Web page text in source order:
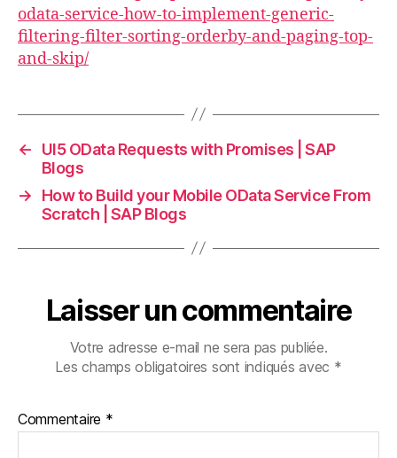
implement
generic
filtering
paging
($top
$skip)
odata-service-how-to-implement-generic-
filtering-filter-sorting-orderby-and-paging-top-
and-skip/
←
UI5 OData Requests with Promises | SAP
Blogs
→
How to Build your Mobile OData Service From
Scratch | SAP Blogs
Laisser un commentaire
Votre adresse e-mail ne sera pas publiée.
Les champs obligatoires sont indiqués avec *
Commentaire *